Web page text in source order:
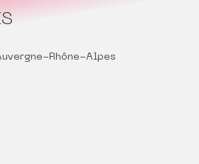
Rhône-Alpes